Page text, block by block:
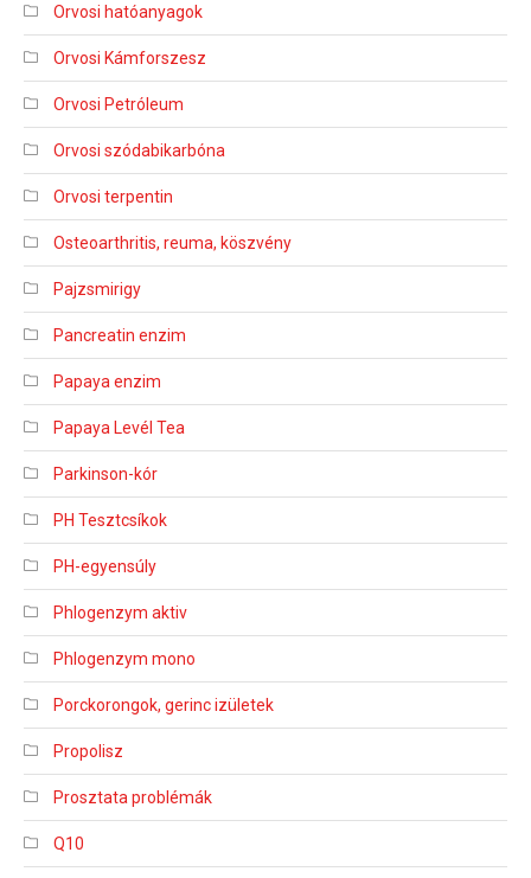
Orvosi hatóanyagok
Orvosi Kámforszesz
Orvosi Petróleum
Orvosi szódabikarbóna
Orvosi terpentin
Osteoarthritis, reuma, köszvény
Pajzsmirigy
Pancreatin enzim
Papaya enzim
Papaya Levél Tea
Parkinson-kór
PH Tesztcsíkok
PH-egyensúly
Phlogenzym aktiv
Phlogenzym mono
Porckorongok, gerinc izületek
Propolisz
Prosztata problémák
Q10